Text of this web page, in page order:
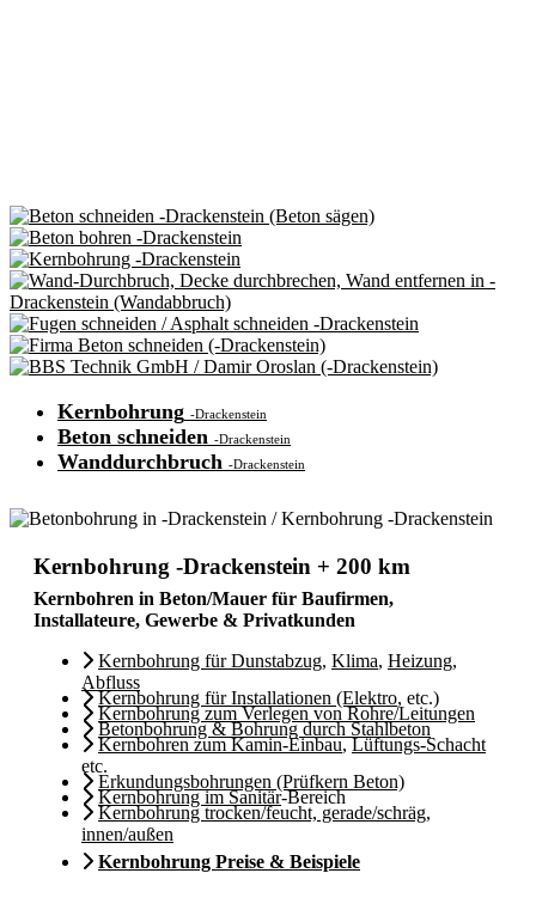
Kernbohrung -Drackenstein
Beton schneiden -Drackenstein
Wanddurchbruch -Drackenstein
Kernbohrung -Drackenstein + 200 km
Kernbohren in Beton/Mauer für Baufirmen,
Installateure, Gewerbe & Privatkunden
Kernbohrung für Dunstabzug, Klima, Heizung,
Abfluss
Kernbohrung für Installationen (Elektro, etc.)
Kernbohrung zum Verlegen von Rohre/Leitungen
Betonbohrung & Bohrung durch Stahlbeton
Kernbohren zum Kamin-Einbau,Lüftungs-Schacht
etc.
Erkundungsbohrungen (Prüfkern Beton)
Kernbohrung im Sanitär-Bereich
Kernbohrung trocken/feucht, gerade/schräg,
innen/außen
Kernbohrung Preise & Beispiele